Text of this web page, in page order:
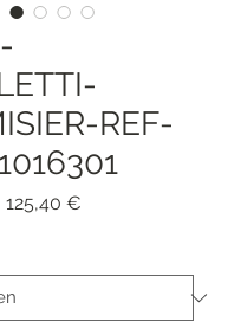
REF-
Standardpreis
125,40 €